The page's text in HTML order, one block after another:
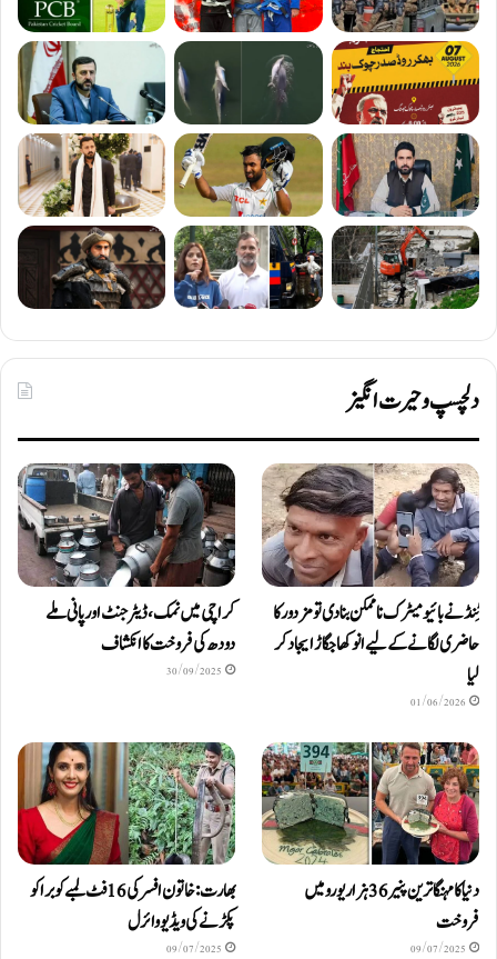
دلچسپ و حیرت انگیز
ٹِنڈ نے بائیومیٹرک ناممکن بنا دی تو مزدور کا
حاضری لگانے کے لیے انوکھا جگاڑ ایجاد کر
لیا
01/06/2026
کراچی میں نمک، ڈیٹرجنٹ اور پانی ملے
دودھ کی فروخت کا انکشاف
30/09/2025
دنیا کا مہنگا ترین پنیر 36 ہزار یورو میں
فروخت
09/07/2025
بھارت: خاتون افسر کی 16 فٹ لمبے کوبرا کو
پکڑنے کی ویڈیو وائرل
09/07/2025